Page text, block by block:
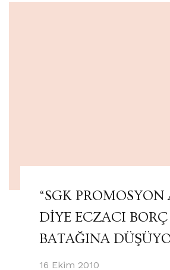
“SGK
DİYE ECZACI BORÇ
BATAĞINA
16 Ekim 2010